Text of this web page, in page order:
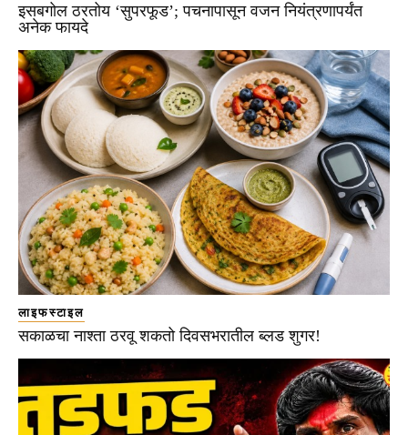
इसबगोल ठरतोय ‘सुपरफूड’; पचनापासून वजन नियंत्रणापर्यंत
अनेक फायदे
लाइफस्टाइल
सकाळचा नाश्ता ठरवू शकतो दिवसभरातील ब्लड शुगर!